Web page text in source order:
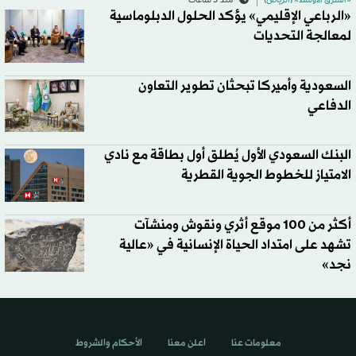
«الرباعي الإقليمي» يؤكد الحلول الدبلوماسية
لمعالجة التحديات
السعودية وأميركا تبحثان تطوير التعاون
الدفاعي
البنك السعودي الأول يُطلق أول بطاقة مع نادي
الامتياز للخطوط الجوية القطرية
أكثر من 100 موقع أثري ونقوش ومنشآت
تشهد على امتداد الحياة الإنسانية في «عالية
نجد»
معلومات عنا اعلن معنا الأحكام والشروط